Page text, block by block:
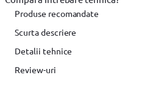
Produse recomandate
Scurta descriere
Detalii tehnice
Review-uri